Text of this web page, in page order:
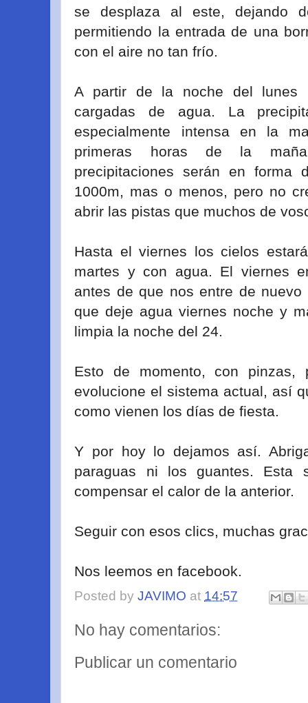
se desplaza al este, dejando
permitiendo la entrada de una
con el aire no tan frío.
A partir de la noche del lunes
cargadas de agua. La
especialmente intensa en la
primeras horas de la
precipitaciones serán en
1000m, mas o menos, pero no
abrir las pistas que muchos de
Hasta el viernes los cielos
martes y con agua. El viernes
antes de que nos entre de
que deje agua viernes noche y
limpia la noche del 24.
Esto de momento, con pinzas,
evolucione el sistema actual, así
como vienen los días de fiesta.
Y por hoy lo dejamos así.
paraguas ni los guantes. Esta
compensar el calor de la anterior.
Seguir con esos clics, muchas
Nos leemos en facebook.
Posted byJAVIMO at 14:57
No hay comentarios:
Publicar un comentario